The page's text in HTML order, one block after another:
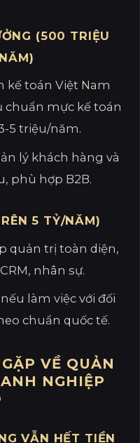
(500 TRIỆU
toán Việt Nam
mực kế toán
5 triệu/năm.
lý khách hàng và
phù hợp B2B.
5 TỶ/NĂM)
quản trị toàn diện,
nhân sự.
làm việc với đối
chuẩn quốc tế.
VỀ QUẢN
NGHIỆP
VẪN HẾT TIỀN